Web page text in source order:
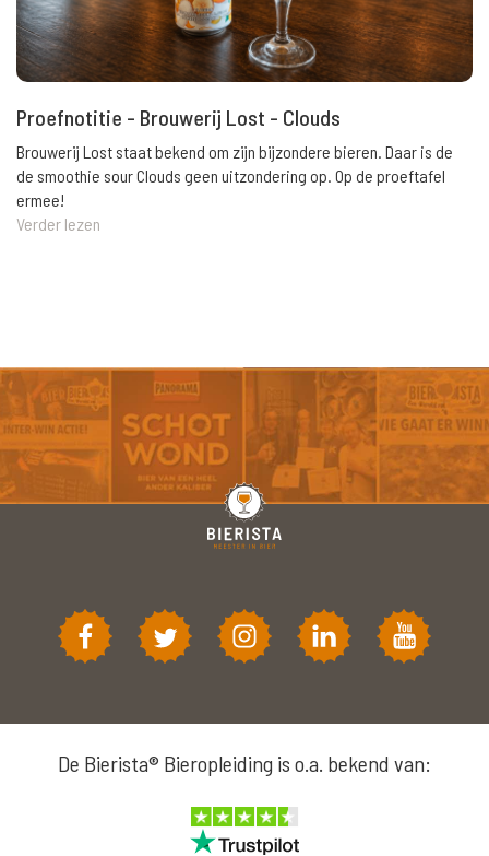
Proefnotitie - Brouwerij Lost - Clouds
Brouwerij Lost staat bekend om zijn bijzondere bieren. Daar is de
de smoothie sour Clouds geen uitzondering op. Op de proeftafel
ermee!
Verder lezen
De Bierista® Bieropleiding is o.a. bekend van: